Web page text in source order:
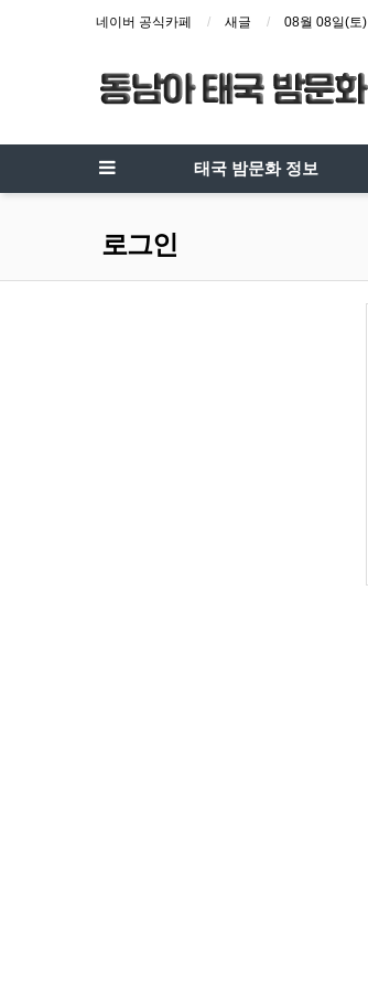
네이버 공식카페 새글 08월 08일(토)
태국 밤문화 정보
로그인